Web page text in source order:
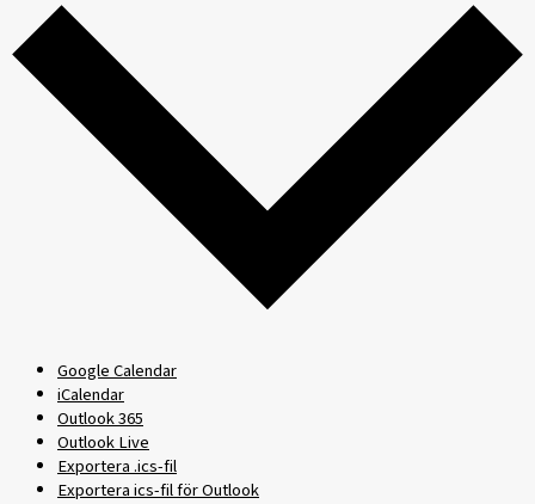
Google Calendar
iCalendar
Outlook 365
Outlook Live
Exportera .ics-fil
Exportera ics-fil för Outlook